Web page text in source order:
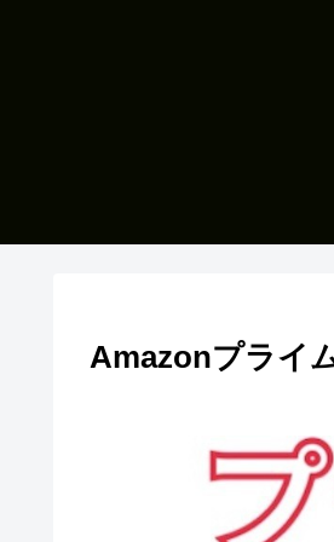
Amazonプライ